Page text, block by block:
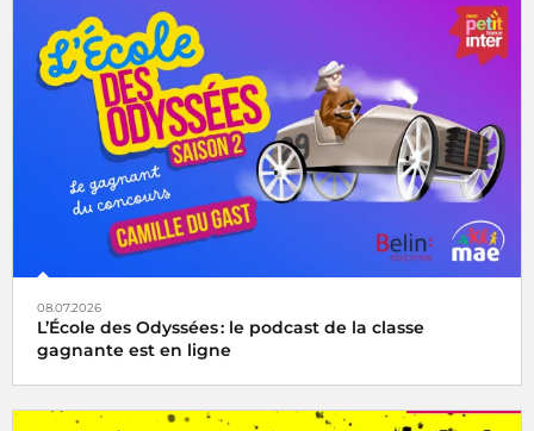
08.07.2026
L’École des Odyssées : le podcast de la classe
gagnante est en ligne